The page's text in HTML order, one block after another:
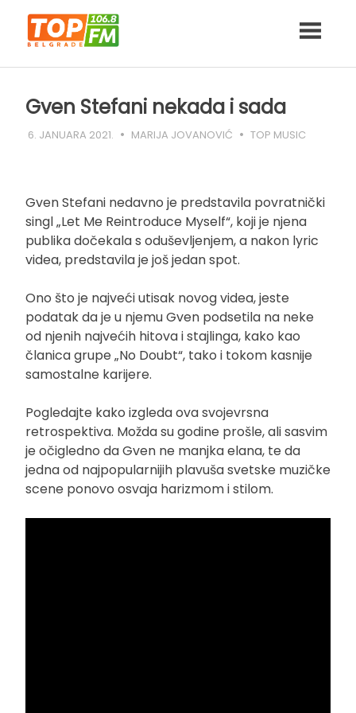
content
Gven Stefani nekada i sada
6. JANUARA 2021. MARIJA JOVANOVIĆ TOP MUSIC
Gven Stefani nedavno je predstavila povratnički
singl „Let Me Reintroduce Myself“, koji je njena
publika dočekala s oduševljenjem, a nakon lyric
videa, predstavila je još jedan spot.
Ono što je najveći utisak novog videa, jeste
podatak da je u njemu Gven podsetila na neke
od njenih najvećih hitova i stajlinga, kako kao
članica grupe „No Doubt“, tako i tokom kasnije
samostalne karijere.
Pogledajte kako izgleda ova svojevrsna
retrospektiva. Možda su godine prošle, ali sasvim
je očigledno da Gven ne manjka elana, te da
jedna od najpopularnijih plavuša svetske muzičke
scene ponovo osvaja harizmom i stilom.